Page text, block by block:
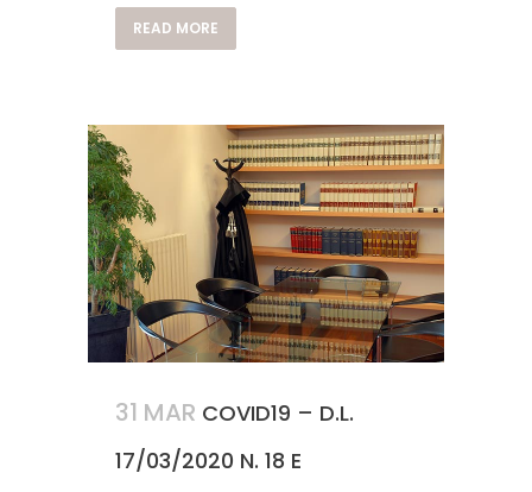
READ MORE
31 MAR COVID19 – D.L.
17/03/2020 N. 18 E